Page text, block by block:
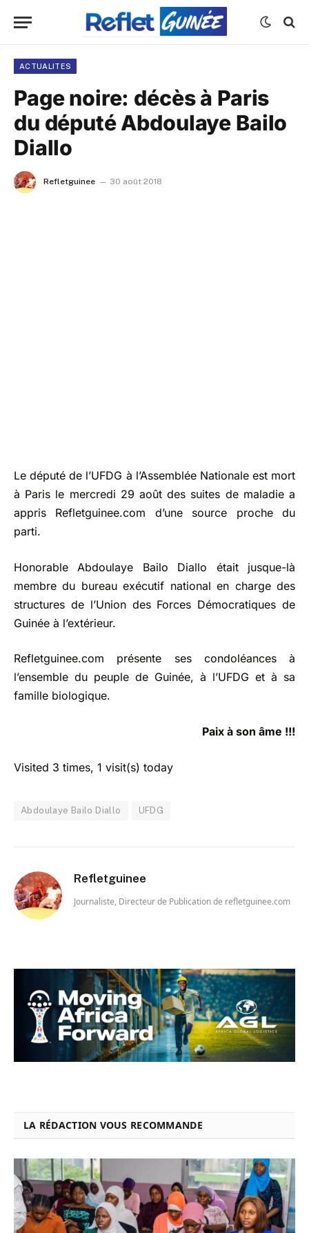
ACTUALITES
Page noire: décès à Paris
du député Abdoulaye Bailo
Diallo
Refletguinee 30 août 2018
Le député de l’UFDG à l’Assemblée Nationale est mort
à Paris le mercredi 29 août des suites de maladie a
appris Refletguinee.com d’une source proche du
parti.
Honorable Abdoulaye Bailo Diallo était jusque-là
membre du bureau exécutif national en charge des
structures de l’Union des Forces Démocratiques de
Guinée à l’extérieur.
Refletguinee.com présente ses condoléances à
l’ensemble du peuple de Guinée, à l’UFDG et à sa
famille biologique.
Paix à son âme !!!
Visited 3 times, 1 visit(s) today
Abdoulaye Bailo Diallo UFDG
Refletguinee
Journaliste, Directeur de Publication de refletguinee.com
LA RÉDACTION VOUS RECOMMANDE